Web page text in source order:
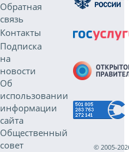
Обратная
связь
Контакты
Подписка
на
новости
Об
использовании
информации
сайта
Общественный
совет
© 2005-